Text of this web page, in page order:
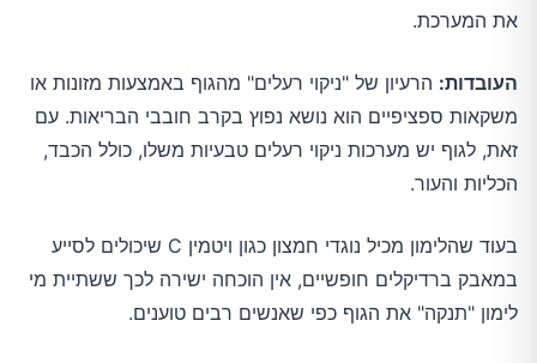
את המערכת.
העובדות: הרעיון של "ניקוי רעלים" מהגוף באמצעות מזונות או
משקאות ספציפיים הוא נושא נפוץ בקרב חובבי הבריאות. עם
זאת, לגוף יש מערכות ניקוי רעלים טבעיות משלו, כולל הכבד,
הכליות והעור.
בעוד שהלימון מכיל נוגדי חמצון כגון ויטמין C שיכולים לסייע
במאבק ברדיקלים חופשיים, אין הוכחה ישירה לכך ששתיית מי
לימון "תנקה" את הגוף כפי שאנשים רבים טוענים.